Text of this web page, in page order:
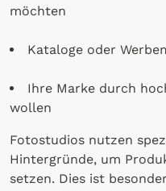
möchten
Kataloge oder
Ihre Marke durch
wollen
Fotostudios nutzen
Hintergründe, um
setzen. Dies ist